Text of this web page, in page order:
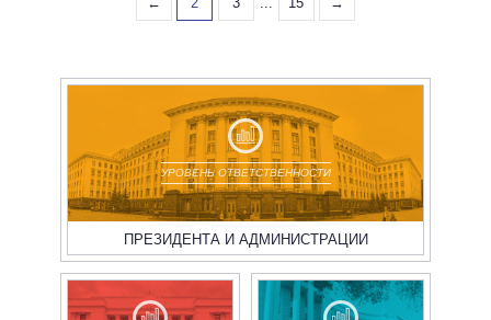
УРОВЕНЬ ОТВЕТСТВЕННОСТИ
ПРЕЗИДЕНТА И АДМИНИСТРАЦИИ